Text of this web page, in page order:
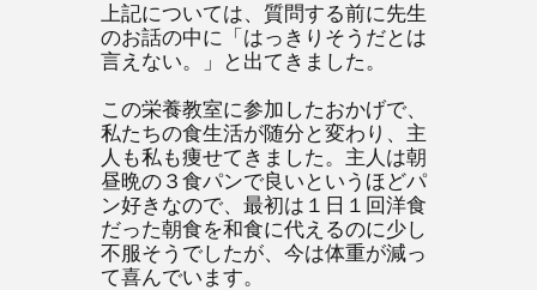
上記については、質問する前に先生
のお話の中に「はっきりそうだとは
言えない。」と出てきました。
この栄養教室に参加したおかげで、
私たちの食生活が随分と変わり、主
人も私も痩せてきました。主人は朝
昼晩の３食パンで良いというほどパ
ン好きなので、最初は１日１回洋食
だった朝食を和食に代えるのに少し
不服そうでしたが、今は体重が減っ
て喜んでいます。